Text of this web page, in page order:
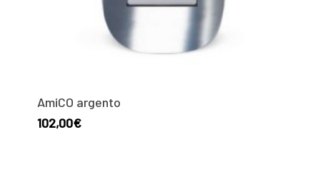
AmiCO argento
102,00€